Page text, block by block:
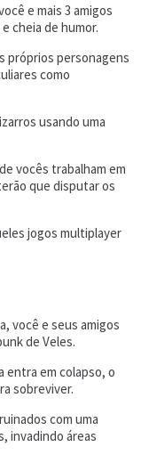
e mais 3 amigos
cheia de humor.
próprios personagens
como
usando uma
vocês trabalham em
que disputar os
jogos multiplayer
você e seus amigos
de Veles.
entra em colapso, o
sobreviver.
com uma
invadindo áreas